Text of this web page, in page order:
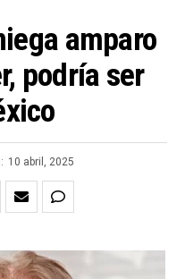
amparo
podría ser
10 abril, 2025